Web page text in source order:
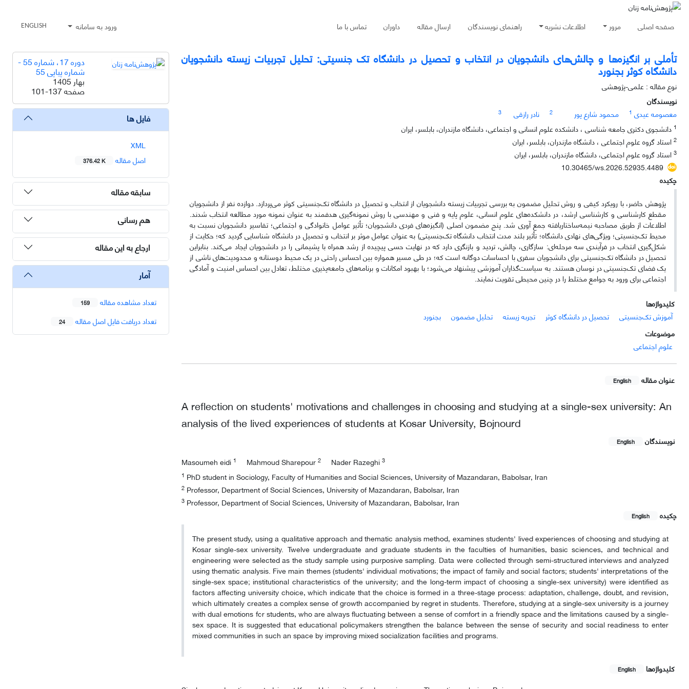
صفحه اصلی مرور اطلاعات نشریه راهنمای نویسندگان ارسال مقاله داوران تماس با ما ورود به سامانه ENGLISH
تأملی بر انگیزه‌ها و چالش‌های دانشجویان در انتخاب و تحصیل در دانشگاه تک جنسیتی: تحلیل تجربیات زیسته دانشجویان
دانشگاه کوثر بجنورد
نوع مقاله : علمی-پژوهشی
نویسندگان
معصومه عیدی 1 محمود شارع پور 2 نادر رازقی
3
1 دانشجوی دکتری جامعه شناسی ، دانشکده علوم انسانی و اجتماعی، دانشگاه مازندران، بابلسر، ایران
2 استاد گروه علوم اجتماعی ، دانشگاه مازندران، بابلسر، ایران
3 استاد گروه علوم اجتماعی، دانشگاه مازندران، بابلسر، ایران
10.30465/ws.2026.52935.4489
چکیده
پژوهش حاضر، با رویکرد کیفی و روش تحلیل مضمون به بررسی تجربیات زیسته دانشجویان از انتخاب و تحصیل در دانشگاه تک‌جنسیتی کوثر می‌پردازد. دوازده نفر از دانشجویان
مقطع کارشناسی و کارشناسی ارشد، در دانشکده‌های علوم انسانی، علوم پایه و فنی و مهندسی با روش نمونه‌گیری هدفمند به عنوان نمونه مورد مطالعه انتخاب شدند.
اطلاعات از طریق مصاحبه نیمه‌ساختاریافته جمع آوری شد. پنج مضمون اصلی (انگیزه‌های فردی دانشجویان؛ تأثیر عوامل خانوادگی و اجتماعی؛ تفاسیر دانشجویان نسبت به
محیط تک‌جنسیتی؛ ویژگی‌های نهادی دانشگاه؛ تأثیر بلند مدت انتخاب دانشگاه تک‌جنسیتی) به عنوان عوامل موثر بر انتخاب و تحصیل در دانشگاه شناسایی گردید که؛ حکایت از
شکل‌گیری انتخاب در فرآیندی سه مرحله‌‌ای: سازگاری، چالش، تردید و بازنگری دارد که در نهایت حسی پیچیده از رشد همراه با پشیمانی را در دانشجویان ایجاد می‌کند. بنابراین
تحصیل در دانشگاه تک‌جنسیتی برای دانشجویان سفری با احساسات دوگانه است که؛ در طی مسیر همواره بین احساس راحتی در یک محیط دوستانه و محدودیت‌های ناشی از
یک فضای تک‌جنسیتی در نوسان هستند. به سیاست‌گذاران آموزشی پیشنهاد می‌شود؛ با بهبود امکانات و برنامه‌های جامعه‌پذیری مختلط، تعادل بین احساس امنیت و آمادگی
اجتماعی برای ورود به جوامع مختلط را در چنین محیطی تقویت نمایند.
کلیدواژه‌ها
آموزش تک‌جنسیتی
تحصیل در دانشگاه کوثر تجربه زیسته تحلیل مضمون
بجنورد
موضوعات
علوم اجتماعی
عنوان مقاله English
A reflection on students' motivations and challenges in choosing and studying at a single-sex university: An
analysis of the lived experiences of students at Kosar University, Bojnourd
نویسندگان English
Masoumeh eidi 1 Mahmoud Sharepour 2 Nader Razeghi 3
1 PhD student in Sociology, Faculty of Humanities and Social Sciences, University of Mazandaran, Babolsar, Iran
2 Professor, Department of Social Sciences, University of Mazandaran, Babolsar, Iran
3 Professor, Department of Social Sciences, University of Mazandaran, Babolsar, Iran
چکیده
English
The present study, using a qualitative approach and thematic analysis method, examines students' lived experiences of choosing and studying at
Kosar single-sex university. Twelve undergraduate and graduate students in the faculties of humanities, basic sciences, and technical and
engineering were selected as the study sample using purposive sampling. Data were collected through semi-structured interviews and analyzed
using thematic analysis. Five main themes (students' individual motivations; the impact of family and social factors; students' interpretations of the
single-sex space; institutional characteristics of the university; and the long-term impact of choosing a single-sex university) were identified as
factors affecting university choice, which indicate that the choice is formed in a three-stage process: adaptation, challenge, doubt, and revision,
which ultimately creates a complex sense of growth accompanied by regret in students. Therefore, studying at a single-sex university is a journey
with dual emotions for students, who are always fluctuating between a sense of comfort in a friendly space and the limitations caused by a single-
sex space. It is suggested that educational policymakers strengthen the balance between the sense of security and social readiness to enter
mixed communities in such an space by improving mixed socialization facilities and programs.
کلیدواژه‌ها English
دوره 17، شماره 55 -
شماره پیاپی 55
بهار 1405
صفحه101-137
فایل ها
XML
اصل مقاله
376.42 K
سابقه مقاله
هم رسانی
ارجاع به این مقاله
آمار
تعداد مشاهده مقاله 159
تعداد دریافت فایل اصل مقاله 24